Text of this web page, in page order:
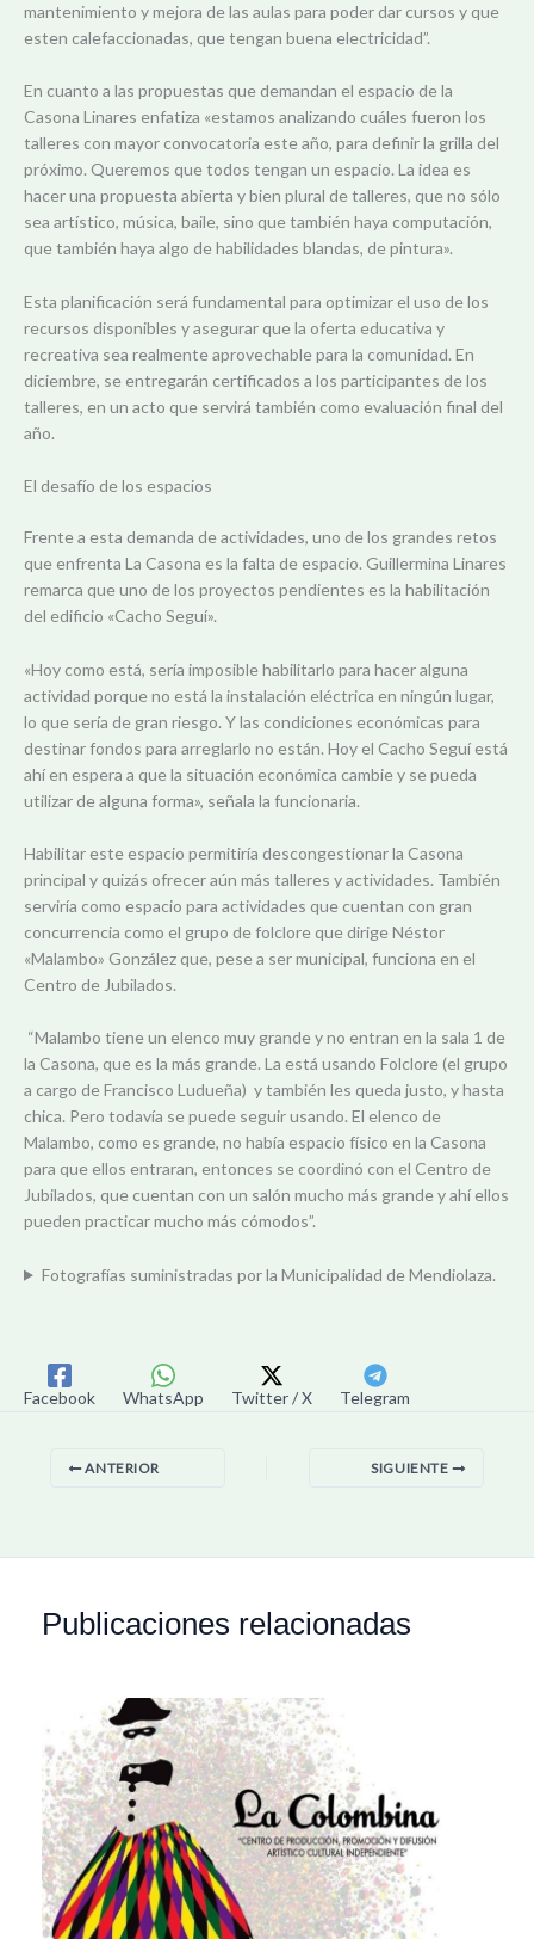
mantenimiento y mejora de las aulas para poder dar cursos y que
esten calefaccionadas, que tengan buena electricidad”.
En cuanto a las propuestas que demandan el espacio de la
Casona Linares enfatiza «estamos analizando cuáles fueron los
talleres con mayor convocatoria este año, para definir la grilla del
próximo. Queremos que todos tengan un espacio. La idea es
hacer una propuesta abierta y bien plural de talleres, que no sólo
sea artístico, música, baile, sino que también haya computación,
que también haya algo de habilidades blandas, de pintura».
Esta planificación será fundamental para optimizar el uso de los
recursos disponibles y asegurar que la oferta educativa y
recreativa sea realmente aprovechable para la comunidad. En
diciembre, se entregarán certificados a los participantes de los
talleres, en un acto que servirá también como evaluación final del
año.
El desafío de los espacios
Frente a esta demanda de actividades, uno de los grandes retos
que enfrenta La Casona es la falta de espacio. Guillermina Linares
remarca que uno de los proyectos pendientes es la habilitación
del edificio «Cacho Seguí».
«Hoy como está, sería imposible habilitarlo para hacer alguna
actividad porque no está la instalación eléctrica en ningún lugar,
lo que sería de gran riesgo. Y las condiciones económicas para
destinar fondos para arreglarlo no están. Hoy el Cacho Seguí está
ahí en espera a que la situación económica cambie y se pueda
utilizar de alguna forma», señala la funcionaria.
Habilitar este espacio permitiría descongestionar la Casona
principal y quizás ofrecer aún más talleres y actividades. También
serviría como espacio para actividades que cuentan con gran
concurrencia como el grupo de folclore que dirige Néstor
«Malambo» González que, pese a ser municipal, funciona en el
Centro de Jubilados.
“Malambo tiene un elenco muy grande y no entran en la sala 1 de
la Casona, que es la más grande. La está usando Folclore (el grupo
a cargo de Francisco Ludueña) y también les queda justo, y hasta
chica. Pero todavía se puede seguir usando. El elenco de
Malambo, como es grande, no había espacio físico en la Casona
para que ellos entraran, entonces se coordinó con el Centro de
Jubilados, que cuentan con un salón mucho más grande y ahí ellos
pueden practicar mucho más cómodos”.
Fotografías suministradas por la Municipalidad de Mendiolaza.
Facebook WhatsApp Twitter / X Telegram
ANTERIOR SIGUIENTE
Publicaciones relacionadas